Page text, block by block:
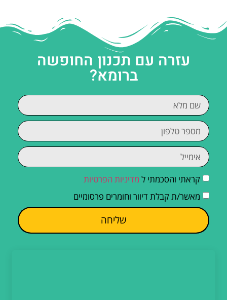
עזרה עם תכנון החופשה
ברומא?
קראתי והסכמתי ל מדיניות הפרטיות
מאשר/ת קבלת דיוור וחומרים פרסומיים
שליחה